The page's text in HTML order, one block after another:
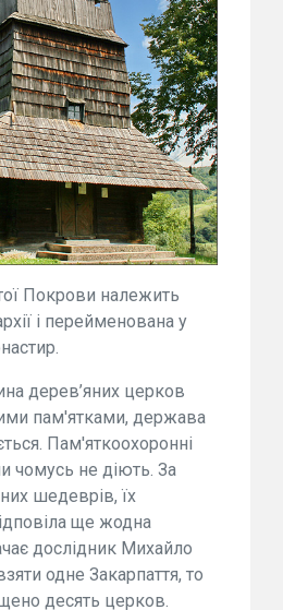
Покрови належить
і перейменована у
дерев’яних церков
пам'ятками, держава
Пам'яткоохоронні
чомусь не діють. За
шедеврів, їх
ще жодна
дослідник Михайло
одне Закарпаття, то
десять церков.